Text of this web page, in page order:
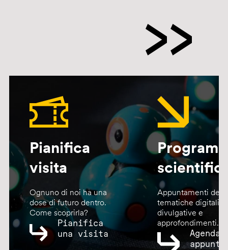
Pianifica
visita
Ognuno di noi ha una
dose di futuro dentro.
Come scoprirla?
Pianifica
una visita
Appuntamenti
tematiche digitali,
divulgative e
approfondimenti.
Agenda